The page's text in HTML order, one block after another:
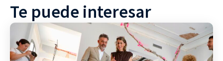
Te puede interesar